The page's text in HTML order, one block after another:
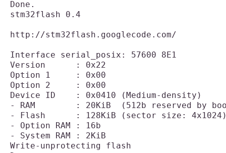
stm32flash 0.4
http://stm32flash.googlecode.com/
Interface serial_posix: 57600 8E1
Version      : 0x22
Option 1     : 0x00
Option 2     : 0x00
Device ID    : 0x0410 (Medium-density)
- RAM        : 20KiB  (512b reserved by
- Flash      : 128KiB (sector size:
- Option RAM : 16b
- System RAM : 2KiB
Write-unprotecting flash